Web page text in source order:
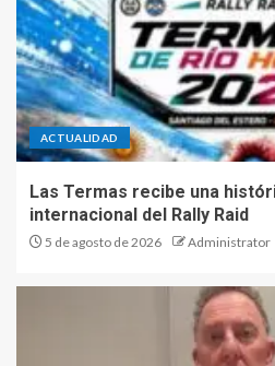
ACTUALIDAD
Las Termas recibe una
internacional del Rally Raid
5 de agosto de 2026 Administrator